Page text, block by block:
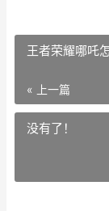
王者荣耀哪吒
« 上一篇
没有了！